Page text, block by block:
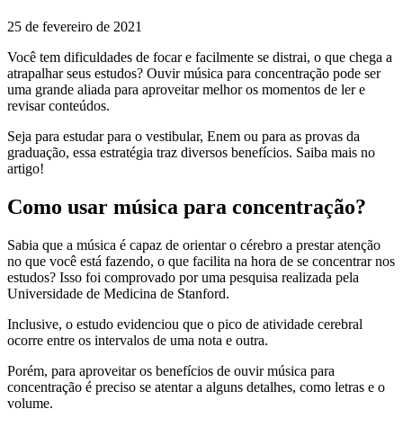
25 de fevereiro de 2021
Você tem dificuldades de focar e facilmente se distrai, o que chega a
atrapalhar seus estudos? Ouvir música para concentração pode ser
uma grande aliada para aproveitar melhor os momentos de ler e
revisar conteúdos.
Seja para estudar para o vestibular, Enem ou para as provas da
graduação, essa estratégia traz diversos benefícios. Saiba mais no
artigo!
Como usar música para concentração?
Sabia que a música é capaz de orientar o cérebro a prestar atenção
no que você está fazendo, o que facilita na hora de se concentrar nos
estudos? Isso foi comprovado por uma pesquisa realizada pela
Universidade de Medicina de Stanford.
Inclusive, o estudo evidenciou que o pico de atividade cerebral
ocorre entre os intervalos de uma nota e outra.
Porém, para aproveitar os benefícios de ouvir música para
concentração é preciso se atentar a alguns detalhes, como letras e o
volume.